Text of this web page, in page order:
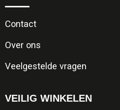
Contact
Over ons
Veelgestelde vragen
VEILIG WINKELEN